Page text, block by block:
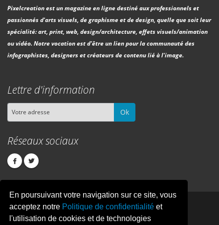
En poursuivant votre navigation sur ce site, vous
acceptez notre Politique de confidentialité et
l'utilisation de cookies et de technologies
Pixelcreation est un magazine en ligne destiné aux professionnels et
passionnés d'arts visuels, de graphisme et de design, quelle que soit leur
spécialité: art, print, web, design/architecture, effets visuels/animation
ou vidéo. Notre vocation est d'être un lien pour la communauté des
infographistes, designers et créateurs de contenu lié à l'image.
Lettre d'information
Ok
Réseaux sociaux
PIXELCREATION